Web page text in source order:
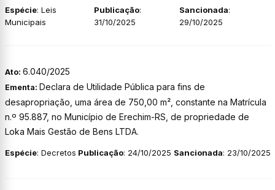
Espécie: Leis
Municipais
Publicação:
31/10/2025
Sancionada:
29/10/2025
Ato: 6.040/2025
Ementa: Declara de Utilidade Pública para fins de
desapropriação, uma área de 750,00 m², constante na Matrícula
n.º 95.887, no Município de Erechim-RS, de propriedade de
Loka Mais Gestão de Bens LTDA.
Espécie: Decretos Publicação: 24/10/2025 Sancionada: 23/10/2025